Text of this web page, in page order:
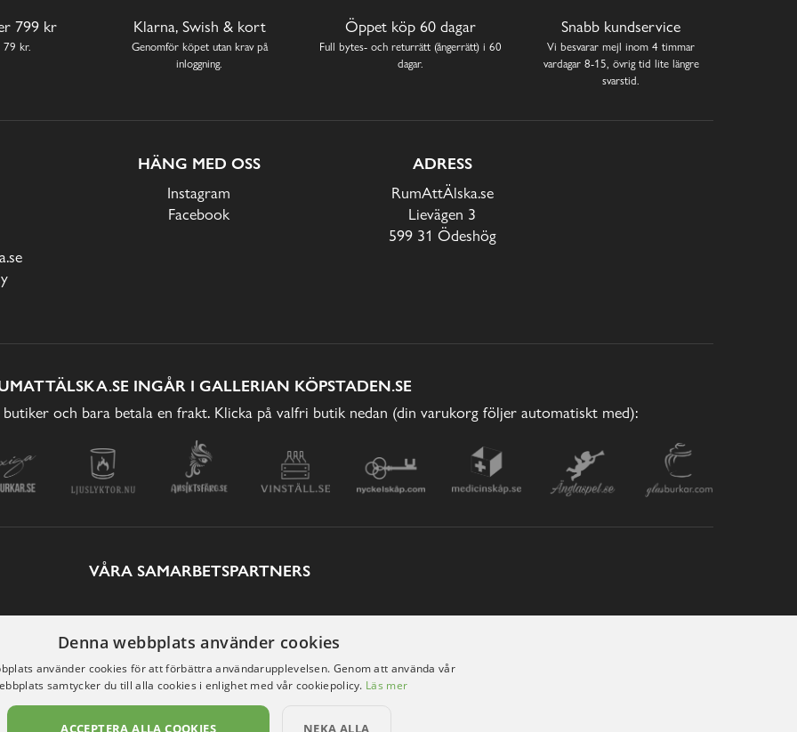
799 kr
79 kr.
Klarna, Swish & kort
Genomför köpet utan krav på
inloggning.
Öppet köp 60 dagar
Full bytes- och returrätt (ångerrätt) i 60
dagar.
Snabb kundservice
Vi besvarar mejl inom 4 timmar
vardagar 8-15, övrig tid lite längre
svarstid.
HÄNG MED OSS
Instagram
Facebook
ADRESS
RumAttÄlska.se
Lievägen 3
599 31 Ödeshög
INGÅR I GALLERIAN KÖPSTADEN.SE
och bara betala en frakt. Klicka på valfri butik nedan (din varukorg följer automatiskt med):
VÅRA SAMARBETSPARTNERS
Denna webbplats använder cookies
använder cookies för att förbättra användarupplevelsen. Genom att använda vår
samtycker du till alla cookies i enlighet med vår cookiepolicy. Läs mer
ACCEPTERA ALLA COOKIES NEKA ALLA